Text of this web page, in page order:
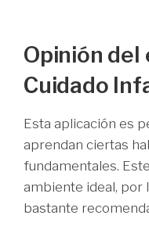
Opinión del
Cuidado
Esta aplicación es
aprendan ciertas
fundamentales.
ambiente ideal, por
bastante